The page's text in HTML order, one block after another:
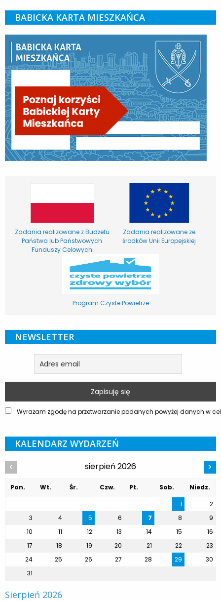
BABICKA KARTA MIESZKAŃCA
Zadania realizowane z Budżetu
Państwa lub Państwowych
Funduszy Celowych
Zadania realizowane ze
środków Unii Europejskiej
Program Czyste Powietrze
NEWSLETTER
Wyrażam zgodę na przetwarzanie podanych powyżej danych w
KALENDARZ WYDARZEŃ
< sierpień 2026 >
Pon. Wt. Śr. Czw. Pt. Sob.
Niedz.
1
2
3
4 5 6 7 8
9
10
11 12 13 14 15
16
17
18 19 20 21 22
23
24
25 26 27 28 29
30
31
Sierpień 2026